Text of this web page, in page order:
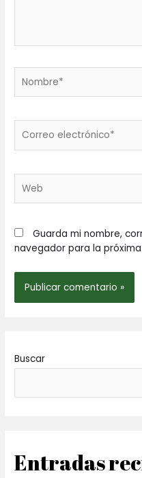
electrónico*
Guarda mi nombre,
navegador para la
Buscar
Entradas